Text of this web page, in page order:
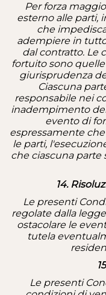
Per forza
esterno alle parti,
che
adempiere in
dal contratto. Le
fortuito sono
giurisprudenza
Ciascuna
responsabile nei
inadempimento
evento di
espressamente
le parti,
che ciascuna parte
14.
Le presenti
regolate dalla
ostacolare le
tutela
Le presenti